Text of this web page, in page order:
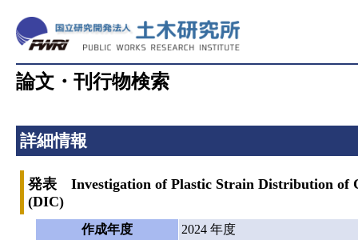
論文・刊行物検索
詳細情報
発表 Investigation of Plastic Strain Distribution of
(DIC)
作成年度 2024 年度